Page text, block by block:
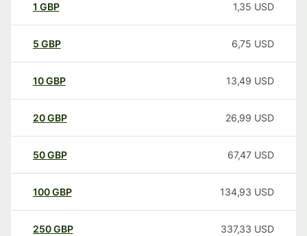
1 GBP 1,35 USD
5 GBP 6,75 USD
10GBP 13,49 USD
20GBP 26,99 USD
50GBP 67,47 USD
100GBP 134,93 USD
250GBP 337,33 USD